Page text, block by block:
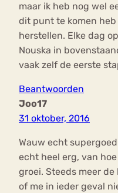
maar ik heb nog wel
dit punt te komen heb
herstellen. Elke dag
Nouska in
vaak zelf de eerste
Beantwoorden
Joo17
31 oktober, 2016
Wauw echt
echt heel erg, van
groei. Steeds meer
of me in ieder geval